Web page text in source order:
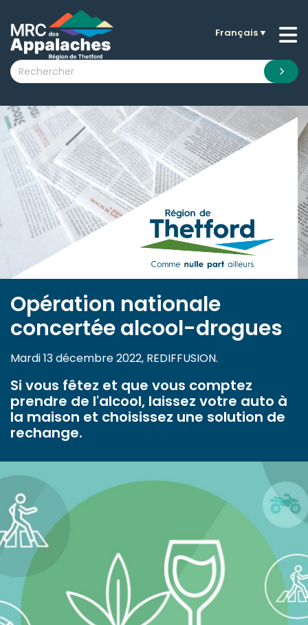
submenu (La MRC )
submenu (Citoyens )
submenu (Visiteurs )
submenu (Nouvelles )
submenu (Documentation )
Français▼
Opération nationale
concertée alcool-drogues
Mardi 13 décembre 2022, REDIFFUSION.
Si vous fêtez et que vous comptez
prendre de l'alcool, laissez votre auto à
la maison et choisissez une solution de
rechange.